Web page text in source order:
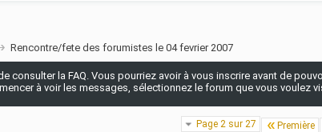
Rencontre/fete des forumistes le 04 fevrier 2007
consulter la FAQ. Vous pourriez avoir à vous inscrire avant de
à voir les messages, sélectionnez le forum que vous voulez
Page 2 sur 27 Première